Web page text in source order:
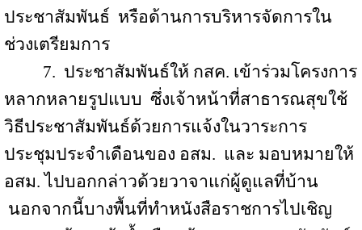
ประชาสัมพันธ์ หรือด้านการบริหารจัดการใน
ช่วงเตรียมการ
7. ประชาสัมพันธ์ให้ กสค. เข้าร่วมโครงการ
หลากหลายรูปแบบ ซึ่งเจ้าหน้าที่สาธารณสุขใช้
วิธีประชาสัมพันธ์ด้วยการแจ้งในวาระการ
ประชุมประจำเดือนของ อสม. และ มอบหมายให้
อสม.ไปบอกกล่าวด้วยวาจาแก่ผู้ดูแลที่บ้าน
นอกจากนี้บางพื้นที่ทำหนังสือราชการไปเชิญ